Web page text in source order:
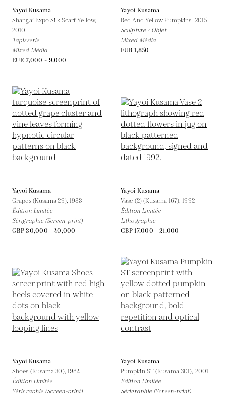
Yayoi Kusama
Shangai Expo Silk Scarf Yellow,
2010
Tapisserie
Mixed Média
EUR 7,000 - 9,000
Yayoi Kusama
Red And Yellow Pumpkins, 2015
Sculpture / Objet
Mixed Média
EUR 1,850
Yayoi Kusama
Grapes (Kusama 29), 1983
Édition Limitée
Sérigraphie (Screen-print)
GBP 30,000 - 40,000
Yayoi Kusama
Vase (2) (Kusama 167),1992
Édition Limitée
Lithographie
GBP 17,000 - 21,000
Yayoi Kusama
Shoes (Kusama 30), 1984
Édition Limitée
Yayoi Kusama
Pumpkin ST (Kusama 301), 2001
Édition Limitée